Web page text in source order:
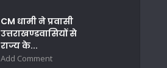
CM धामी ने प्रवासी
उत्तराखण्डवासियों से
राज्य के...
Add Comment